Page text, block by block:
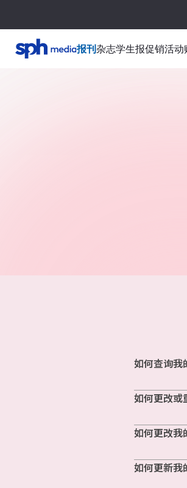
报刊杂志学生报促销活动
如何查询我
如何更改或
如何更改我
如何更新我